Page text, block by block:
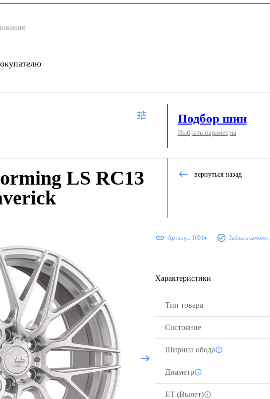
Подбор шин
Выбрать параметры
LS RC13
вернуться назад
Артикул: 16914 Забрать самому:
Характеристики
Тип товара
Состояние
Ширина обода
Диаметр
ЕТ (Вылет)